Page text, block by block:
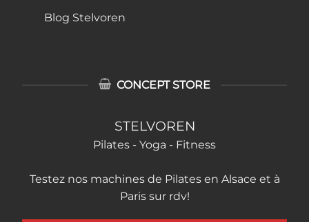
Blog Stelvoren
CONCEPT STORE
STELVOREN
Pilates - Yoga - Fitness
Testez nos machines de Pilates en Alsace et à
Paris sur rdv!